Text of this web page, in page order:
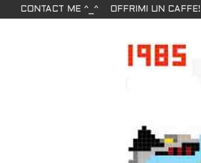
CONTACT ME ^_^ OFFRIMI UN CAFFE!